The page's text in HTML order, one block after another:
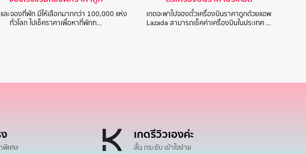
ละจองที่พัก มีให้เลือกมากกว่า 100,000 แห่ง
ทั่วโลก ไปเช็คราคาเพื่อหาที่พักท…
เกดจะพาไปจองตั๋วเครื่องบินราคาถูกด้วยแอพ
Lazada สามารถเช็คค่าเครื่องบินในประเทศ …
พิเศษ
เกดรีวิวเองค่ะ
สั้น กระชับ เข้าใจง่าย